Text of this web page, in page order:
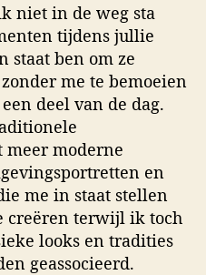
niet in de weg sta
tijdens jullie
staat ben om ze
me te bemoeien
deel van de dag.
meer moderne
en
me in staat stellen
creëren terwijl ik toch
looks en tradities
geassocieerd.